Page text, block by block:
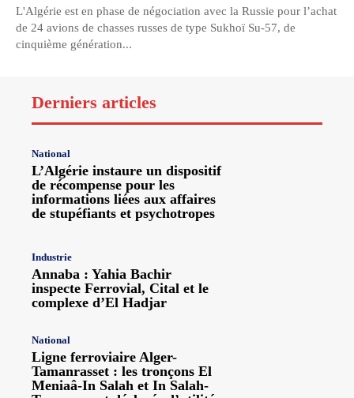
L'Algérie est en phase de négociation avec la Russie pour l’achat
de 24 avions de chasses russes de type Sukhoï Su-57, de
cinquième génération...
Derniers articles
National
L’Algérie instaure un dispositif
de récompense pour les
informations liées aux affaires
de stupéfiants et psychotropes
Industrie
Annaba : Yahia Bachir
inspecte Ferrovial, Cital et le
complexe d’El Hadjar
National
Ligne ferroviaire Alger-
Tamanrasset : les tronçons El
Meniaâ-In Salah et In Salah-